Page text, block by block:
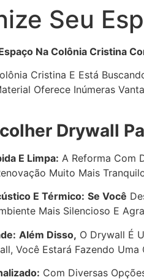
Seu
Na Colônia Cristina
Cristina E Está
Oferece Inúmeras
Drywall
E Limpa: A Reforma Com
Muito Mais
E Térmico: Se Você
Mais Silencioso E
Além Disso, O Drywall É
Você Estará Fazendo
Com Diversas